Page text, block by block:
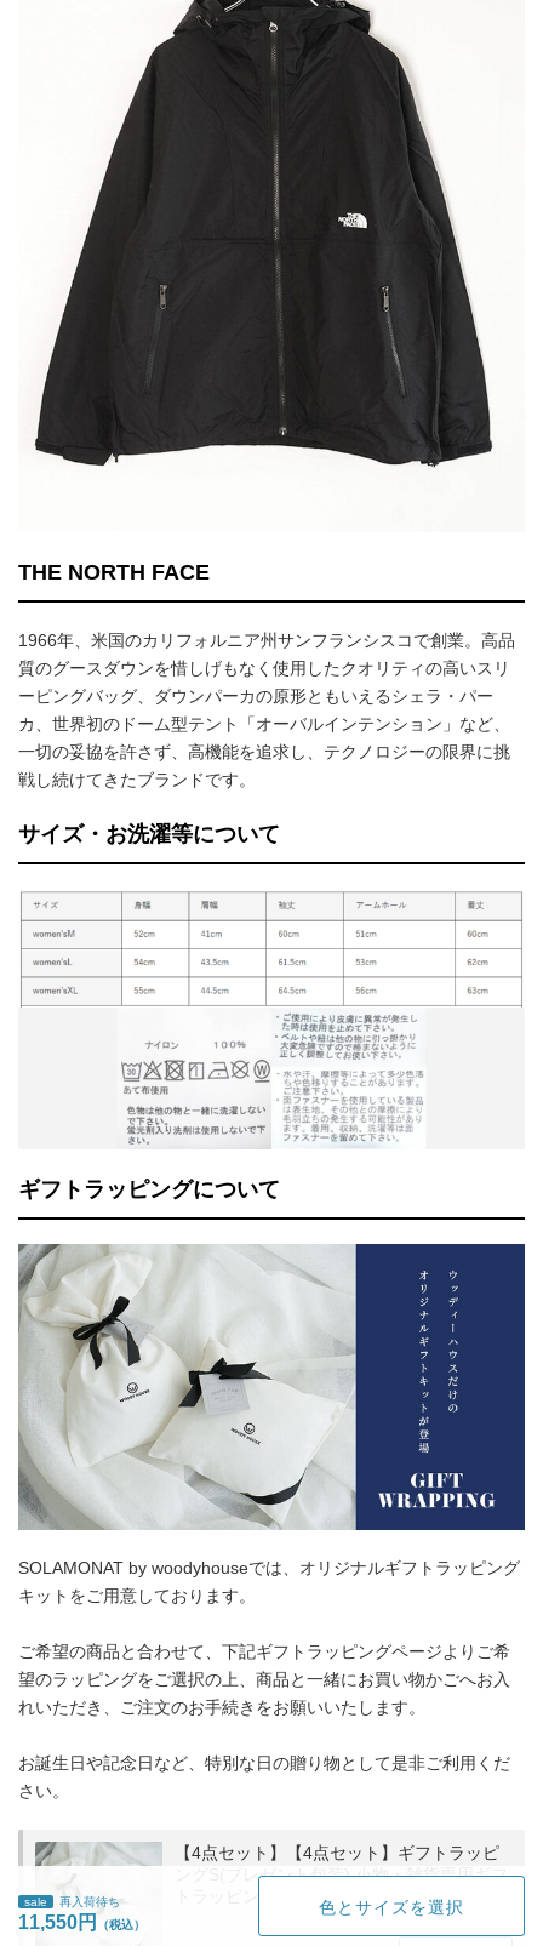
THE NORTH FACE
1966年、米国のカリフォルニア州サンフランシスコで創業。高品
質のグースダウンを惜しげもなく使用したクオリティの高いスリ
ーピングバッグ、ダウンパーカの原形ともいえるシェラ・パー
カ、世界初のドーム型テント「オーバルインテンション」など、
一切の妥協を許さず、高機能を追求し、テクノロジーの限界に挑
戦し続けてきたブランドです。
サイズ・お洗濯等について
ギフトラッピングについて
SOLAMONAT by woodyhouseでは、オリジナルギフトラッピング
キットをご用意しております。
ご希望の商品と合わせて、下記ギフトラッピングページよりご希
望のラッピングをご選択の上、商品と一緒にお買い物かごへお入
れいただき、ご注文のお手続きをお願いいたします。
お誕生日や記念日など、特別な日の贈り物として是非ご利用くだ
さい。
【4点セット】【4点セット】ギフトラッピ
ングS(プレゼント包装) 小物・雑貨専用ギフ
トラッピング wrapping-s
sale 再入荷待ち
11,550円
色とサイズを選択